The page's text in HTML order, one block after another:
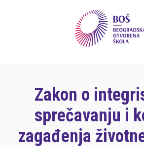
Zakon o
sprečavanju i
zagađenja